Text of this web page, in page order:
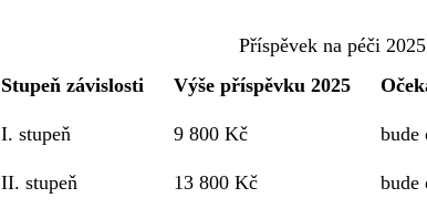
Příspěvek na péči 2025
Stupeň závislosti
Výše příspěvku 2025
I. stupeň 9 800 Kč bude
II. stupeň 13 800 Kč bude